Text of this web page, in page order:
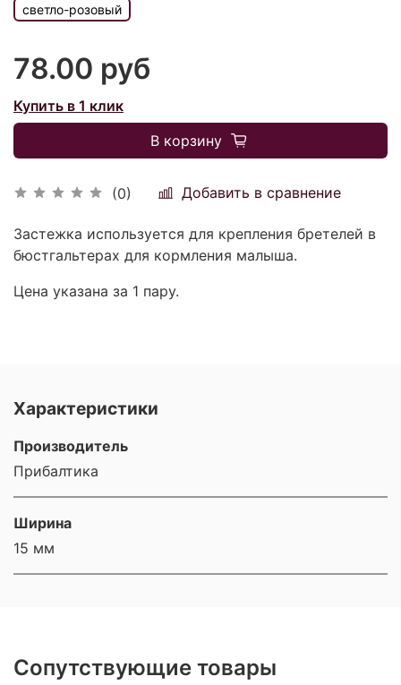
(0) Добавить в сравнение
светло-розовый
78.00 руб
Купить в 1 клик
В корзину
Застежка используется для крепления бретелей в
бюстгальтерах для кормления малыша.
Цена указана за 1 пару.
Характеристики
Производитель
Прибалтика
Ширина
15 мм
Сопутствующие товары